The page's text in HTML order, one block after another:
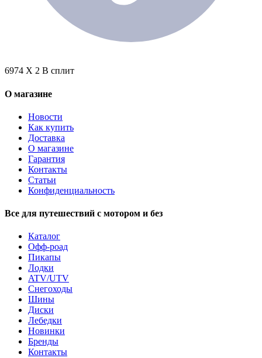
6974 X 2 В сплит
О магазине
Новости
Как купить
Доставка
О магазине
Гарантия
Контакты
Статьи
Конфиденциальность
Все для путешествий с мотором и без
Каталог
Офф-роад
Пикапы
Лодки
ATV/UTV
Снегоходы
Шины
Диски
Лебедки
Новинки
Бренды
Контакты